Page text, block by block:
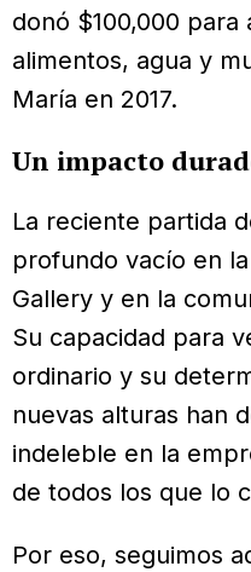
donó $100,000 para
alimentos, agua y
María en 2017.
Un impacto
La reciente partida
profundo vacío en
Gallery y en la
Su capacidad para
ordinario y su
nuevas alturas han
indeleble en la
de todos los que lo
Por eso, seguimos